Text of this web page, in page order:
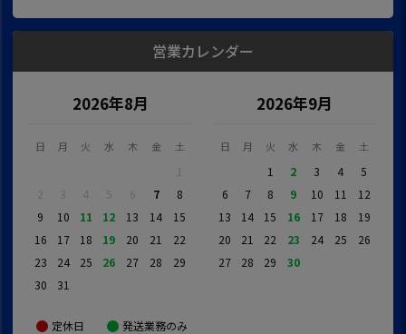
営業カレンダー
2026年8月
日 月 火 水 木 金 土
1
2
3 4 5 6 7
8
9
10 11 12 13 14
15
16
17 18 19 20 21
22
23
24 25 26 27 28
29
30
31
2026年9月
日 月 火 水 木 金 土
1 2 3 4
5
6
7 8 9 10 11
12
13
14 15 16 17 18
19
20
21 22 23 24 25
26
27
28 29 30
定休日 発送業務のみ